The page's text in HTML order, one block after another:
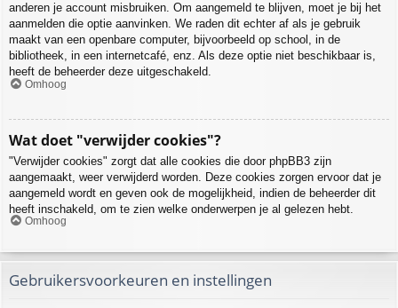
anderen je account misbruiken. Om aangemeld te blijven, moet je bij het
aanmelden die optie aanvinken. We raden dit echter af als je gebruik
maakt van een openbare computer, bijvoorbeeld op school, in de
bibliotheek, in een internetcafé, enz. Als deze optie niet beschikbaar is,
heeft de beheerder deze uitgeschakeld.
Omhoog
Wat doet "verwijder cookies"?
"Verwijder cookies" zorgt dat alle cookies die door phpBB3 zijn
aangemaakt, weer verwijderd worden. Deze cookies zorgen ervoor dat je
aangemeld wordt en geven ook de mogelijkheid, indien de beheerder dit
heeft inschakeld, om te zien welke onderwerpen je al gelezen hebt.
Omhoog
Gebruikersvoorkeuren en instellingen